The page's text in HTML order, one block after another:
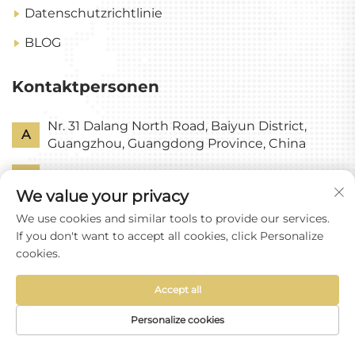
Datenschutzrichtlinie
BLOG
Kontaktpersonen
A
Nr. 31 Dalang North Road, Baiyun District,
Guangzhou, Guangdong Province, China
E [email protected]
Urheberrecht © Guangzhou Yixin Glass Co., Ltd. Alle
Rechte vorbehalten
We value your privacy
We use cookies and similar tools to provide our services.
If you don't want to accept all cookies, click Personalize
cookies.
Personalize cookies
Accept all